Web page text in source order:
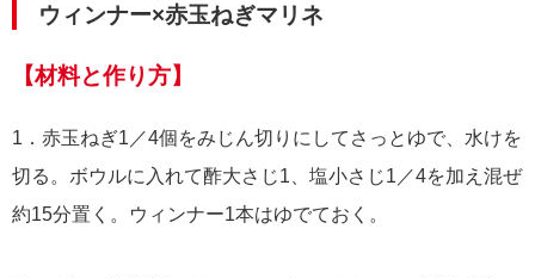
ウィンナー×赤玉ねぎマリネ
【材料と作り方】
1．赤玉ねぎ1／4個をみじん切りにしてさっとゆで、水けを
切る。ボウルに入れて酢大さじ1、塩小さじ1／4を加え混ぜ
約15分置く。ウィンナー1本はゆでておく。